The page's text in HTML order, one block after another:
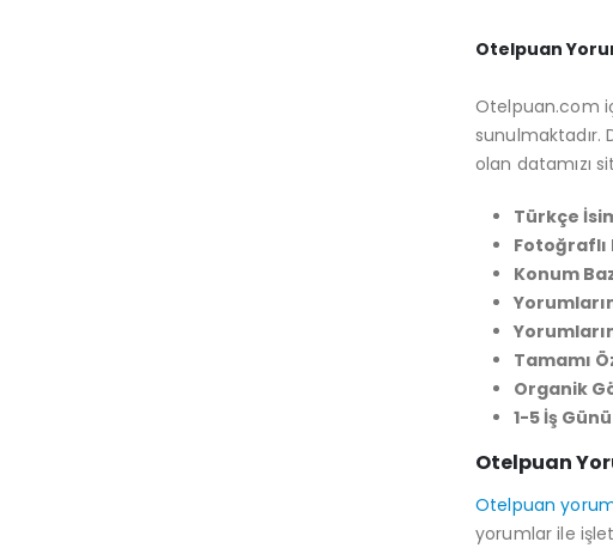
Otelpuan
Otelpuan.com
sunulmaktadır.
olan datamızı
Türkçe
Konum
Tamamı
Organik
1-5 İş
Otelpuan
Otelpuan
yorumlar ile